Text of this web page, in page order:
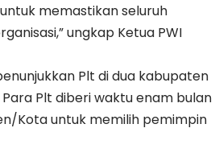
memastikan seluruh
ungkap Ketua PWI
Plt di dua kabupaten
Plt diberi waktu enam bulan
Kota untuk memilih pemimpin